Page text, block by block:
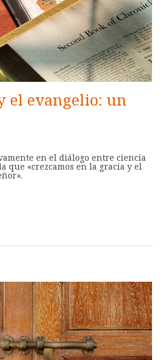
el evangelio: un
en el diálogo entre ciencia
que «crezcamos en la gracia y el